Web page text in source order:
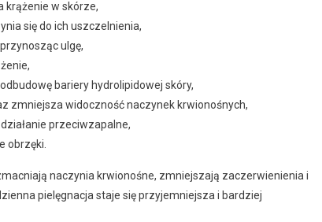
krążenie w skórze,
się do ich uszczelnienia,
ulgę,
bariery hydrolipidowej skóry,
zmniejsza widoczność naczynek krwionośnych,
przeciwzapalne,
obrzęki.
naczynia krwionośne, zmniejszają zaczerwienienia i
pielęgnacja staje się przyjemniejsza i bardziej